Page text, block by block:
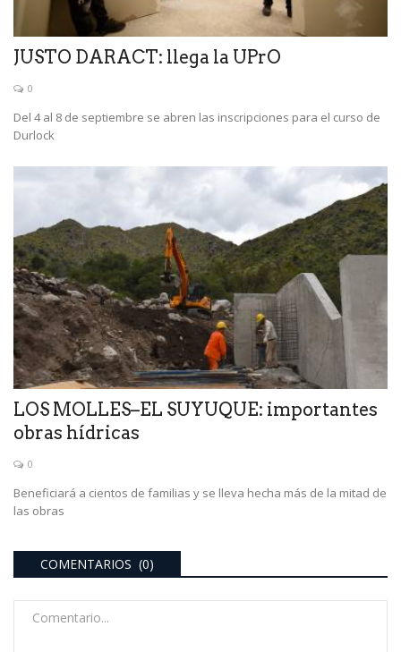
JUSTO DARACT: llega la UPrO
0
Del 4 al 8 de septiembre se abren las inscripciones para el curso de
Durlock
LOS MOLLES–EL SUYUQUE: importantes
obras hídricas
0
Beneficiará a cientos de familias y se lleva hecha más de la mitad de
las obras
COMENTARIOS (0)